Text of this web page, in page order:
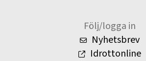
Följ/logga in
Nyhetsbrev
Idrottonline